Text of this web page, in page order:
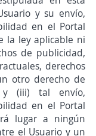
y su envío,
en el Portal
la ley aplicable ni
de publicidad,
derechos
otro derecho de
y (iii) tal envío,
en el Portal
lugar a ningún
el Usuario y un